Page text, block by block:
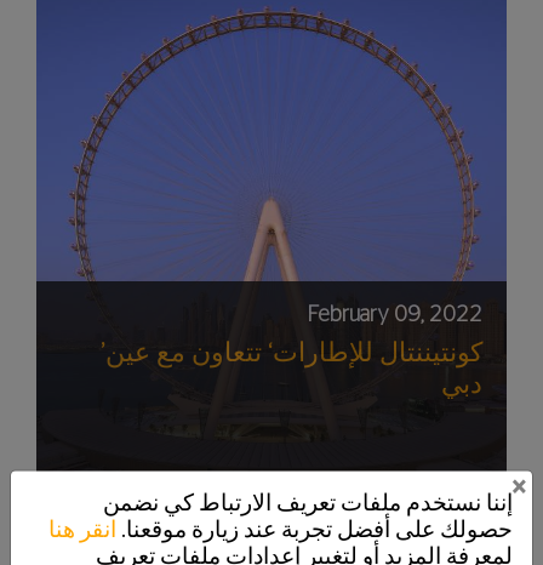
February 09, 2022
’كونتيننتال للإطارات‘ تتعاون مع عين
دبي
إننا نستخدم ملفات تعريف الارتباط كي نضمن
حصولك على أفضل تجربة عند زيارة موقعنا. انقر هنا
لمعرفة المزيد أو لتغيير إعدادات ملفات تعريف
×